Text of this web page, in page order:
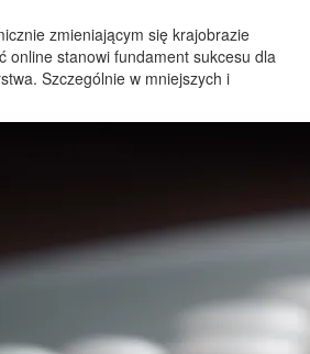
zmieniającym się krajobrazie
online stanowi fundament sukcesu dla
Szczególnie w mniejszych i